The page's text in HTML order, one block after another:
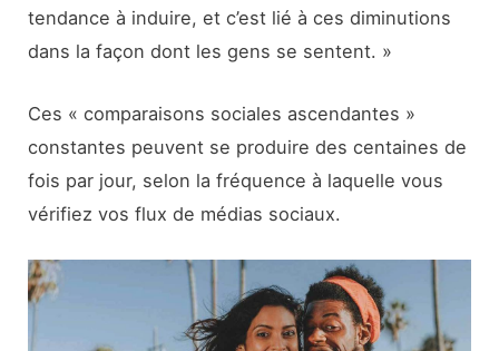
tendance à induire, et c’est lié à ces diminutions
dans la façon dont les gens se sentent. »
Ces « comparaisons sociales ascendantes »
constantes peuvent se produire des centaines de
fois par jour, selon la fréquence à laquelle vous
vérifiez vos flux de médias sociaux.